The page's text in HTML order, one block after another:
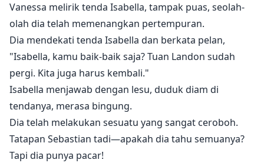
Vanessa melirik tenda Isabella, tampak puas, seolah-
olah dia telah memenangkan pertempuran.
Dia mendekati tenda Isabella dan berkata pelan,
"Isabella, kamu baik-baik saja? Tuan Landon sudah
pergi. Kita juga harus kembali."
Isabella menjawab dengan lesu, duduk diam di
tendanya, merasa bingung.
Dia telah melakukan sesuatu yang sangat ceroboh.
Tatapan Sebastian tadi—apakah dia tahu semuanya?
Tapi dia punya pacar!